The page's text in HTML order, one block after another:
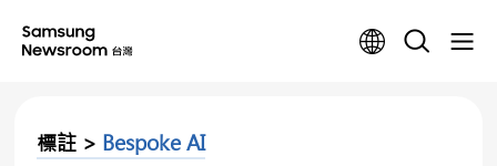
標註 > Bespoke AI